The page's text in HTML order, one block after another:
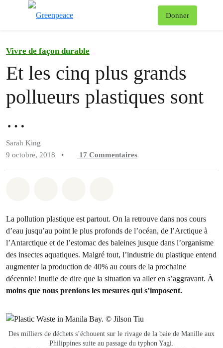
Donner
Vivre de façon durable
Et les cinq plus grands
pollueurs plastiques sont
…
Sarah King
9 octobre, 2018
• 17 Commentaires
La pollution plastique est partout. On la retrouve dans nos cours
d’eau jusqu’au point le plus profonds de l’océan, de l’Arctique à
l’Antarctique et de l’estomac des baleines jusque dans l’organisme
des insectes aquatiques. Malgré tout, l’industrie du plastique entend
augmenter la production de 40% au cours de la prochaine
décennie! Inutile de dire que la situation va aller en s’aggravant. À
moins que nous prenions les mesures qui s’imposent.
Des milliers de déchets s’échouent sur le rivage de la baie de Manille aux
Philippines suite au passage du typhon Yagi.